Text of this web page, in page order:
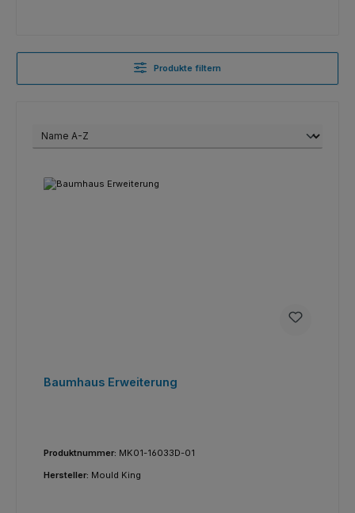
Produkte filtern
Baumhaus Erweiterung
Produktnummer: MK01-16033D-01
Hersteller: Mould King